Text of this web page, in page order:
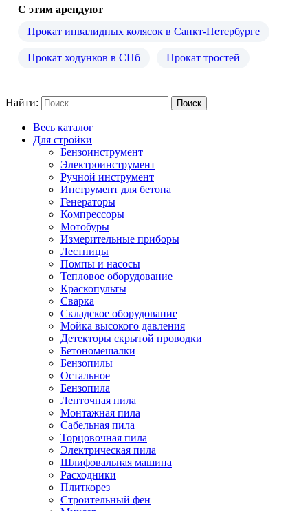
С этим арендуют
Прокат инвалидных колясок в Санкт-Петербурге
Прокат ходунков в СПб Прокат тростей
Найти:
Весь каталог
Для стройки
Бензоинструмент
Электроинструмент
Ручной инструмент
Инструмент для бетона
Генераторы
Компрессоры
Мотобуры
Измерительные приборы
Лестницы
Помпы и насосы
Тепловое оборудование
Краскопульты
Сварка
Складское оборудование
Мойка высокого давления
Детекторы скрытой проводки
Бетономешалки
Бензопилы
Остальное
Бензопила
Ленточная пила
Монтажная пила
Сабельная пила
Торцовочная пила
Электрическая пила
Шлифовальная машина
Расходники
Плиткорез
Строительный фен